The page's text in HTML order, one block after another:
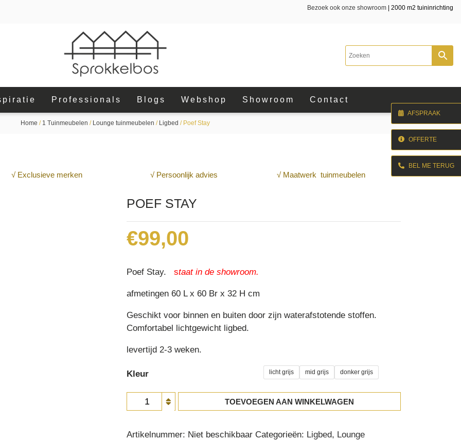
Bezoek ook onze showroom | 2000 m2 tuininrichting
Professionals Blogs Webshop Showroom Contact
AFSPRAAK
OFFERTE
BEL ME TERUG
Home / 1 Tuinmeubelen / Lounge tuinmeubelen / Ligbed / Poef Stay
√ Exclusieve merken √ Persoonlijk advies √ Maatwerk tuinmeubelen
POEF STAY
€99,00
Poef Stay.staat in de showroom.
afmetingen 60 L x 60 Br x 32 H cm
Geschikt voor binnen en buiten door zijn waterafstotende stoffen.
Comfortabel lichtgewicht ligbed.
levertijd 2-3 weken.
Kleur licht grijs mid grijs donker grijs
Stay
TOEVOEGEN AAN WINKELWAGEN
Artikelnummer: Niet beschikbaar Categorieën: Ligbed, Lounge